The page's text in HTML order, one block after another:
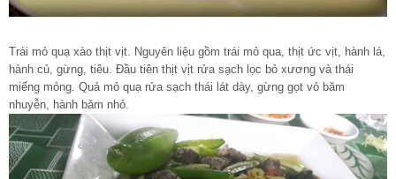
Trái mỏ quạ xào thịt vịt. Nguyên liệu gồm trái mỏ qua, thịt ức vịt, hành lá,
hành củ, gừng, tiêu. Đầu tiên thịt vịt rửa sạch lọc bỏ xương và thái
miếng mỏng. Quả mỏ quạ rửa sạch thái lát dày, gừng gọt vỏ băm
nhuyễn, hành băm nhỏ.